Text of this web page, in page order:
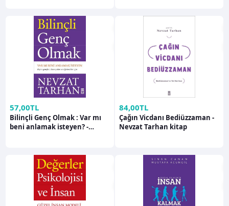
57,00TL
Bilinçli Genç Olmak : Var mı
beni anlamak isteyen? -
84,00TL
Çağın Vicdanı Bediüzzaman -
Nevzat Tarhan kitap